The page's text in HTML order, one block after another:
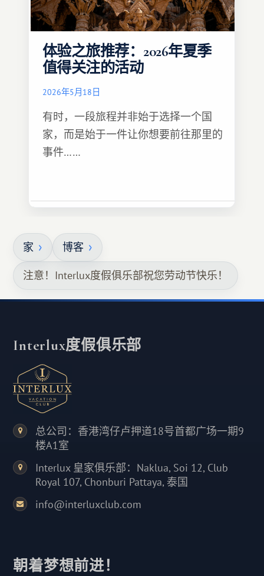
体验之旅推荐：2026年夏季
值得关注的活动
2026年5月18日
有时，一段旅程并非始于选择一个国
家，而是始于一件让你想要前往那里的
事件……
家 博客
注意！Interlux度假俱乐部祝您劳动节快乐！
Interlux度假俱乐部
总公司：香港湾仔卢押道18号首都广场一期9
楼A1室
Interlux 皇家俱乐部：Naklua, Soi 12, Club
Royal 107, Chonburi Pattaya, 泰国
info@interluxclub.com
朝着梦想前进！